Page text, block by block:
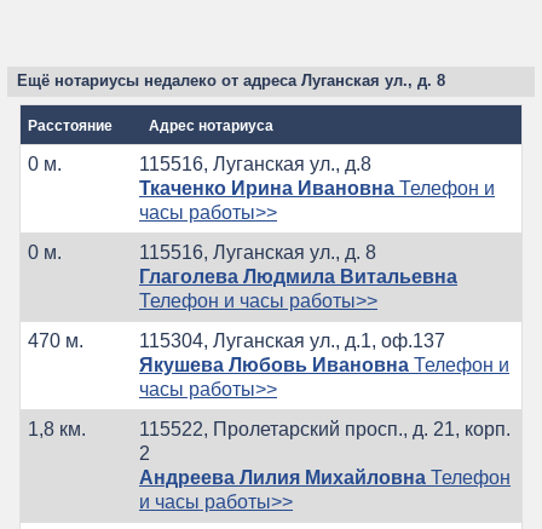
Ещё нотариусы недалеко от адреса Луганская ул., д. 8
Расстояние Адрес нотариуса
0 м.
115516, Луганская ул., д.8
Ткаченко Ирина Ивановна Телефон и
часы работы>>
0 м.
115516, Луганская ул., д. 8
Глаголева Людмила Витальевна
Телефон и часы работы>>
470 м.
115304, Луганская ул., д.1, оф.137
Якушева Любовь Ивановна Телефон и
часы работы>>
1,8 км.
115522, Пролетарский просп., д. 21, корп.
2
Андреева Лилия Михайловна Телефон
и часы работы>>